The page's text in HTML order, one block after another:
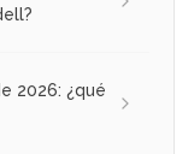
2026: ¿qué